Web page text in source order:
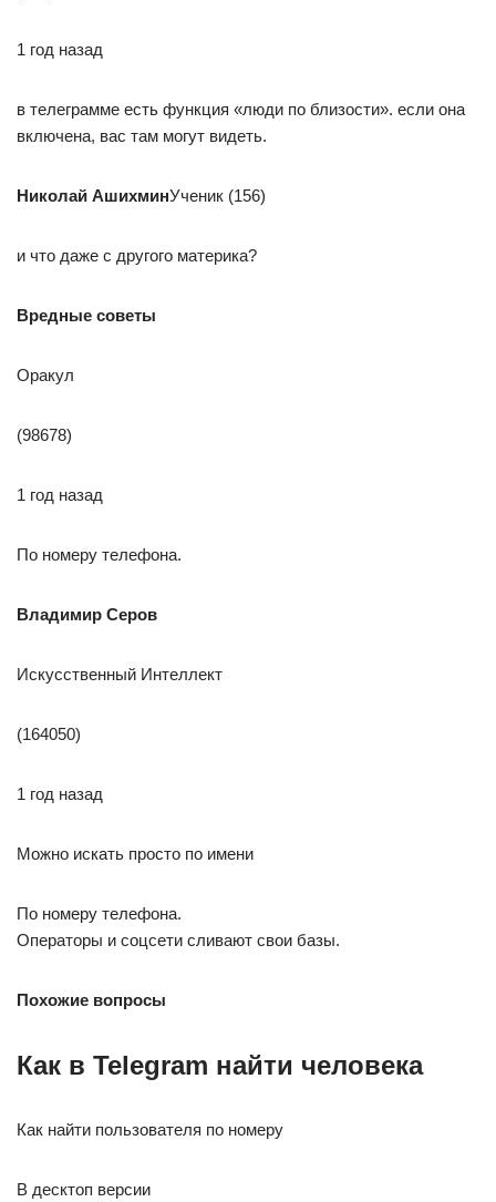
1 год назад
в телеграмме есть функция «люди по близости». если она
включена, вас там могут видеть.
Николай АшихминУченик (156)
и что даже с другого материка?
Вредные советы
Оракул
(98678)
1 год назад
По номеру телефона.
Владимир Серов
Искусственный Интеллект
(164050)
1 год назад
Можно искать просто по имени
По номеру телефона.
Операторы и соцсети сливают свои базы.
Похожие вопросы
Как в Telegram найти человека
Как найти пользователя по номеру
В десктоп версии